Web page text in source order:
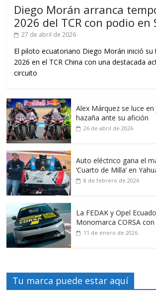
Diego Morán arranca
2026 del TCR con podio en
27 de abril de 2026
El piloto ecuatoriano Diego Morán inició su
2026 en el TCR China con una destacada
circuito
Alex Márquez se luce en
hazaña ante su afición
26 de abril de 2026
Auto eléctrico gana el
‘Cuarto de Milla’ en
8 de febrero de 2026
La FEDAK y Opel
Monomarca CORSA
11 de enero de 2026
Tu marca puede estar aquí